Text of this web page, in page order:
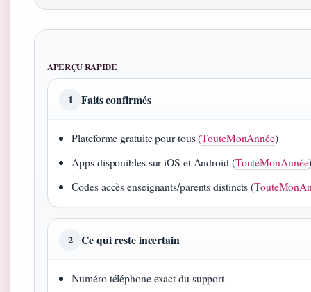
APERÇU RAPIDE
1 Faits confirmés
Plateforme gratuite pour tous (TouteMonAnnée)
Apps disponibles sur iOS et Android (TouteMonAnnée
Codes accès enseignants/parents distincts (
2 Ce qui reste incertain
Numéro téléphone exact du support